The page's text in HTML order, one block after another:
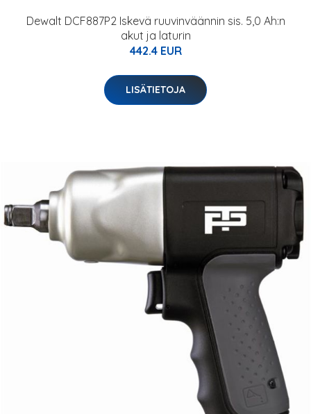
Dewalt DCF887P2 Iskevä ruuvinväännin sis. 5,0 Ah:n
akut ja laturin
442.4 EUR
LISÄTIETOJA